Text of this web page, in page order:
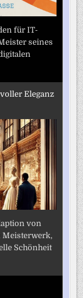
für IT-
seines
Eleganz
von
Meisterwerk,
Schönheit